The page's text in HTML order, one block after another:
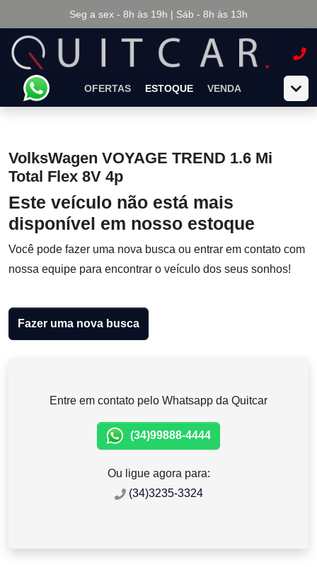
Seg a sex - 8h às 19h | Sáb - 8h às 13h
OFERTAS ESTOQUE VENDA
VolksWagen VOYAGE TREND 1.6 Mi
Total Flex 8V 4p
Este veículo não está mais
disponível em nosso estoque
Você pode fazer uma nova busca ou entrar em contato com
nossa equipe para encontrar o veículo dos seus sonhos!
Fazer uma nova busca
Entre em contato pelo Whatsapp da Quitcar
(34)99888-4444
Ou ligue agora para:
(34)3235-3324